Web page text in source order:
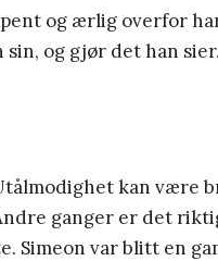
og ærlig overfor
og gjør det han
kan være
ganger er det
Simeon var blitt en